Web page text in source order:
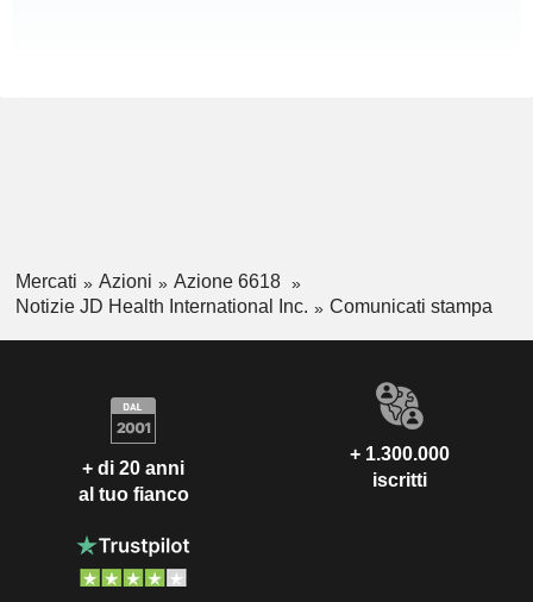
Mercati Azioni
Azione 6618
Notizie JD Health International Inc.
Comunicati stampa
+ di 20 anni
al tuo fianco
+ 1.300.000
iscritti